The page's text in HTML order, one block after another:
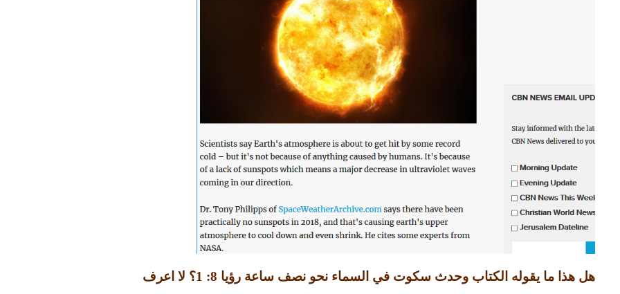
هل هذا ما يقوله الكتاب وحدث سكوت في السماء نحو نصف ساعة رؤيا 8: 1
؟ لا اعرف